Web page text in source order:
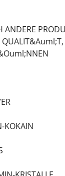
ANDERE
KOKAIN